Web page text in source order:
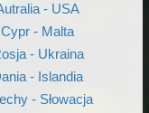
- USA
Cypr - Malta
- Ukraina
- Islandia
- Słowacja